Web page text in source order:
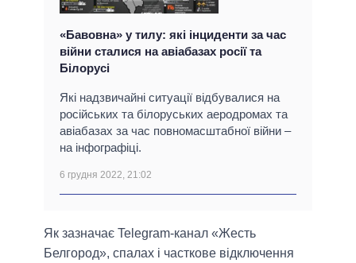
«Бавовна» у тилу: які інциденти за час
війни сталися на авіабазах росії та
Білорусі
Які надзвичайні ситуації відбувалися на
російських та білоруських аеродромах та
авіабазах за час повномасштабної війни –
на інфографіці.
6 грудня 2022, 21:02
Як зазначає Telegram-канал «Жесть
Белгород», спалах і часткове відключення